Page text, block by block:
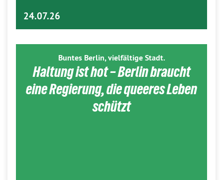
24.07.26
Buntes Berlin, vielfältige Stadt.
Haltung ist hot – Berlin braucht
eine Regierung, die queeres Leben
schützt